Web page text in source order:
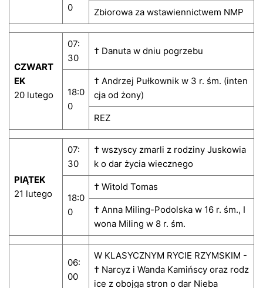
0
Zbiorowa za wstawiennictwem NMP
CZWART
EK
20 lutego
07:
30
† Danuta w dniu pogrzebu
18:0
0
† Andrzej Pułkownik w 3 r. śm. (inten
cja od żony)
REZ
PIĄTEK
21 lutego
07:
30
† wszyscy zmarli z rodziny Juskowia
k o dar życia wiecznego
18:0
0
† Witold Tomas
† Anna Miling-Podolska w 16 r. śm., I
wona Miling w 8 r. śm.
06:
00
W KLASYCZNYM RYCIE RZYMSKIM -
† Narcyz i Wanda Kamińscy oraz rodz
ice z obojga stron o dar Nieba